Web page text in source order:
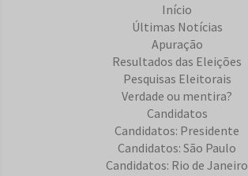
Início
Últimas Notícias
Apuração
Resultados das Eleições
Pesquisas Eleitorais
Verdade ou mentira?
Candidatos
Candidatos: Presidente
Candidatos: São Paulo
Candidatos: Rio de Janeiro